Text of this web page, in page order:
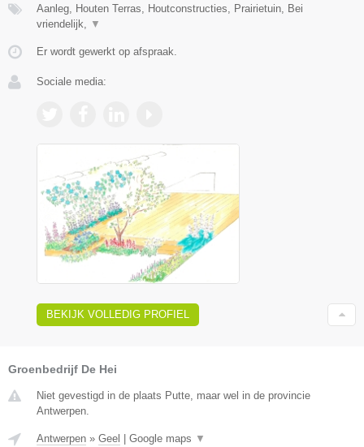
Aanleg, Houten Terras, Houtconstructies, Prairietuin, Bei
vriendelijk,
▼
Er wordt gewerkt op afspraak.
Sociale media:
BEKIJK VOLLEDIG PROFIEL
Groenbedrijf De Hei
Niet gevestigd in de plaats Putte, maar wel in de provincie
Antwerpen.
Antwerpen » Geel Google maps ▼